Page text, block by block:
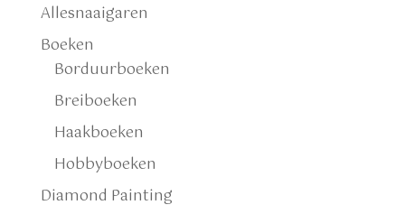
Allesnaaigaren
Boeken
Borduurboeken
Breiboeken
Haakboeken
Hobbyboeken
Diamond Painting